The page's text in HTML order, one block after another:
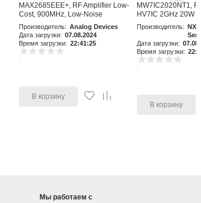
MAX2685EEE+, RF Amplifier Low-
Cost, 900MHz, Low-Noise
Amplifier an
Производитель: Analog Devices
Дата загрузки: 07.08.2024
Время загрузки: 22:41:25
В корзину
MW7IC2020NT1,
HV7IC 2GHz 20W
Производитель:
NXP
Дата загрузки:
Время загрузки:
В корзину
Мы работаем с